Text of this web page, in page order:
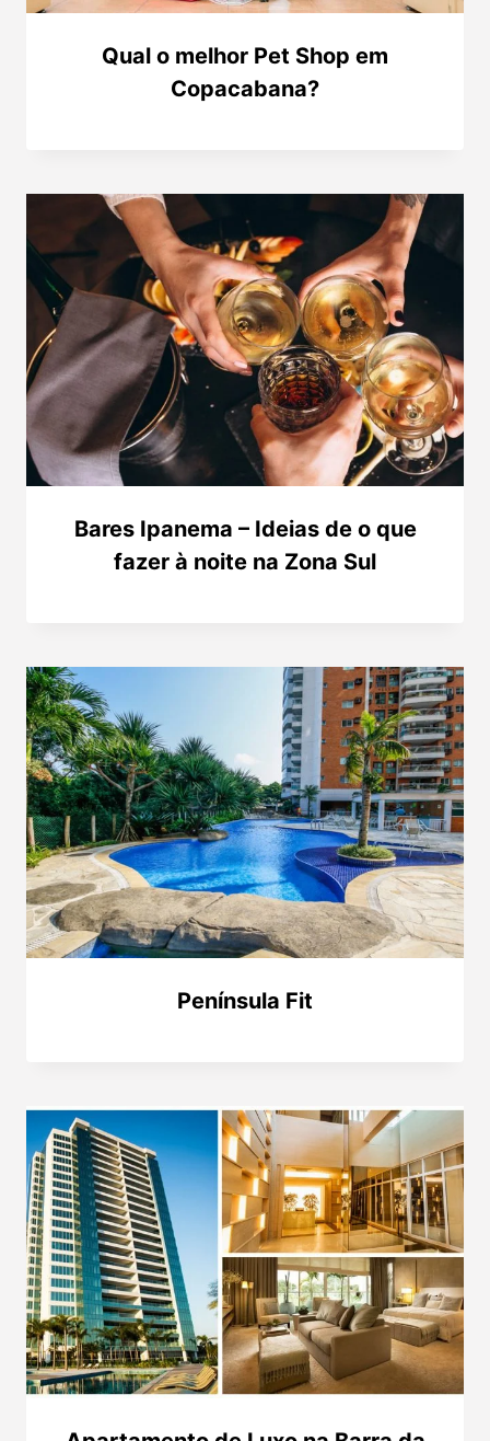
Qual o melhor Pet Shop em
Copacabana?
Bares Ipanema – Ideias de o que
fazer à noite na Zona Sul
Península Fit